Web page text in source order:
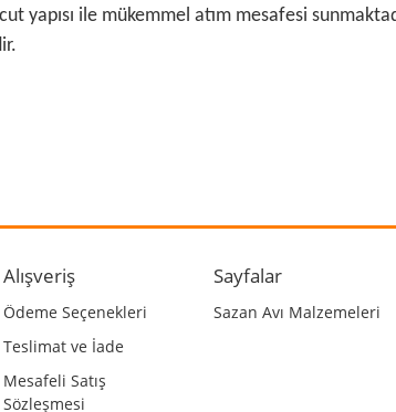
yapısı ile mükemmel atım mesafesi
Alışveriş
Ödeme Seçenekleri
Teslimat ve İade
Mesafeli Satış
Sözleşmesi
Sayfalar
Sazan Avı Malzemeleri